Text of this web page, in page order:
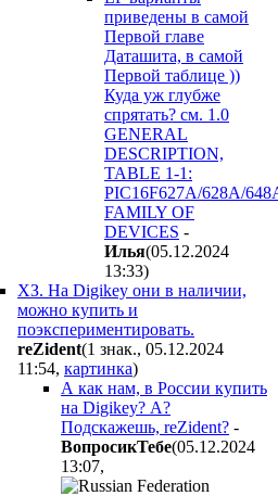
приведены в самой
Первой главе
Даташита, в самой
Первой таблице ))
Куда уж глубже
спрятать? см. 1.0
GENERAL
DESCRIPTION,
TABLE 1-1:
PIC16F627A/628A/
FAMILY OF
DEVICES -
Илья(05.12.2024
13:33)
ХЗ. На Digikey они в наличии,
можно купить и
поэкспериментировать.
reZident(1 знак., 05.12.2024
11:54, картинка)
А как нам, в России купить
на Digikey? А?
Подскажешь, reZident? -
BoпpocикTeбe(05.12.2024
13:07,